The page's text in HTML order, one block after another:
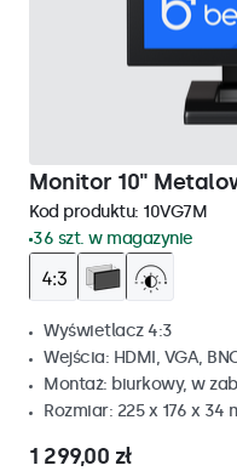
Monitor 10"
Kod produktu: 10VG7M
36 szt. w magazynie
Wyświetlacz 4:3
Wejścia: HDMI, VGA,
Montaż: biurkowy, w
Rozmiar: 225 x 176 x 34
1 299,00 zł